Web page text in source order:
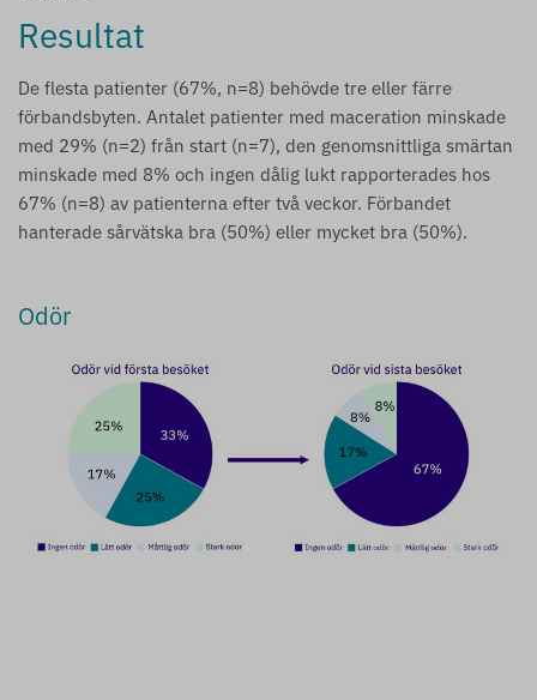
Resultat
De flesta patienter (67%, n=8) behövde tre eller färre
förbandsbyten. Antalet patienter med maceration minskade
med 29% (n=2) från start (n=7), den genomsnittliga smärtan
minskade med 8% och ingen dålig lukt rapporterades hos
67% (n=8) av patienterna efter två veckor. Förbandet
hanterade sårvätska bra (50%) eller mycket bra (50%).
Odör